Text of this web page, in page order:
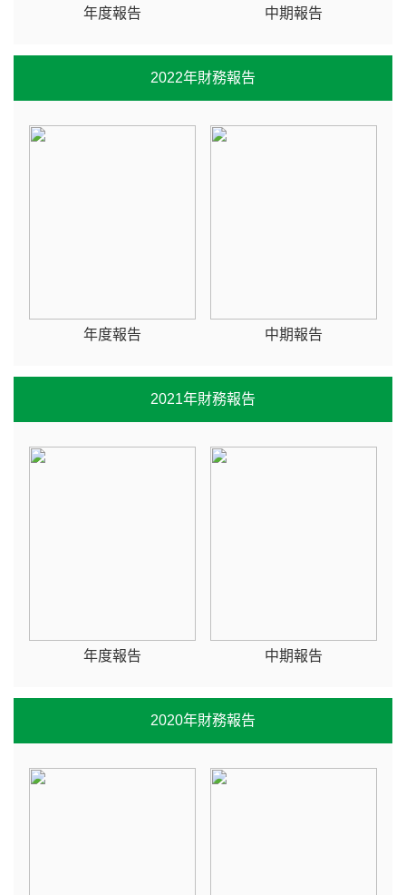
年度報告 中期報告
2022年財務報告
年度報告 中期報告
2021年財務報告
年度報告 中期報告
2020年財務報告